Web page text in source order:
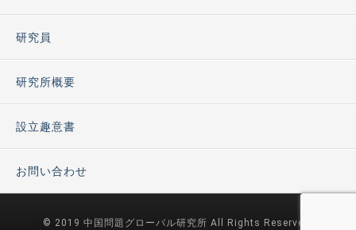
研究員
研究所概要
設立趣意書
お問い合わせ
© 2019 中国問題グローバル研究所 All Rights Reserved.